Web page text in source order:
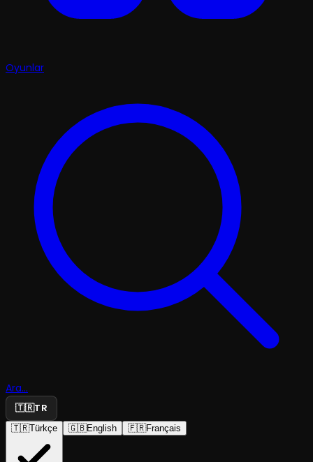
Oyunlar
Ara...
🇹🇷TR
🇹🇷Türkçe 🇬🇧English 🇫🇷Français